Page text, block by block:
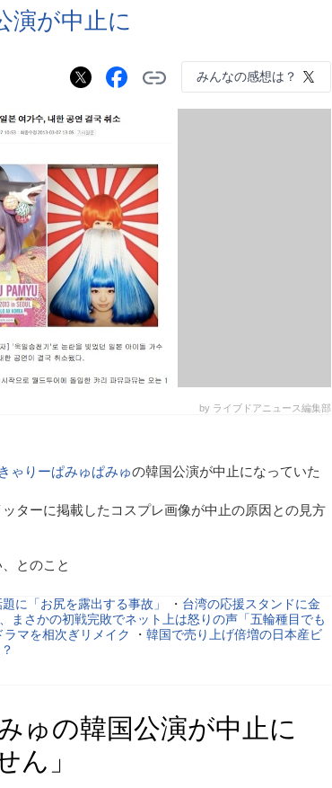
演が中止に
みんなの感想は？
by ライブドアニュース編集部
きゃりーぱみゅぱみゅの韓国公演が中止になっていた
ターに掲載したコスプレ画像が中止の原因との見方
とのこと
に「お尻を露出する事故」 ・ 台湾の応援スタンドに金
まさかの初戦完敗でネット上は怒りの声「五輪種目でも
マを相次ぎリメイク ・ 韓国で売り上げ倍増の日本産ビ
ゅの韓国公演が中止に
ん」